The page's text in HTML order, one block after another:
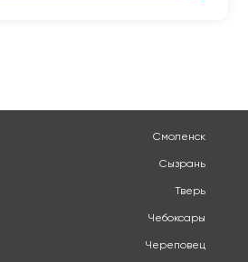
Смоленск
Сызрань
Тверь
Чебоксары
Череповец